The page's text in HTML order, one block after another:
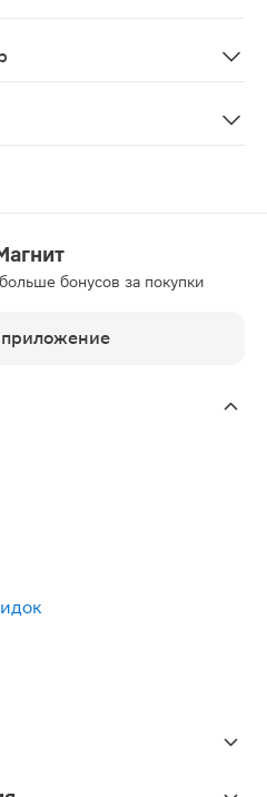
бонусов за покупки